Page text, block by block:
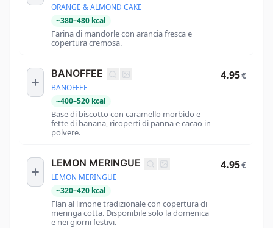
ORANGE & ALMOND CAKE
~380–480 kcal
Farina di mandorle con arancia fresca e
copertura cremosa.
BANOFFEE
BANOFFEE
~400–520 kcal
Base di biscotto con caramello morbido e
fette di banana, ricoperti di panna e cacao in
polvere.
4.95€
LEMON MERINGUE
LEMON MERINGUE
~320–420 kcal
Flan al limone tradizionale con copertura di
meringa cotta. Disponibile solo la domenica
e nei giorni festivi.
4.95€